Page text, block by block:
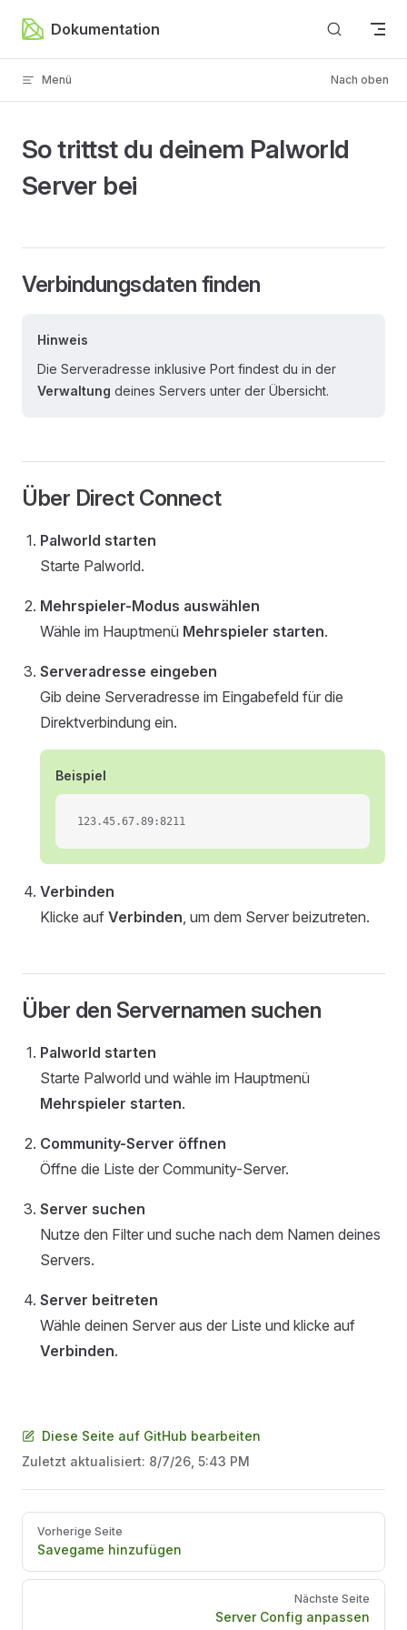
Zum Inhalt springen
Dokumentation
Menü Nach oben
So trittst du deinem Palworld
Server bei
Verbindungsdaten finden
Hinweis
Die Serveradresse inklusive Port findest du in der
Verwaltung deines Servers unter der Übersicht.
Über Direct Connect
Palworld starten
Starte Palworld.
Mehrspieler-Modus auswählen
Wähle im Hauptmenü Mehrspieler starten.
Serveradresse eingeben
Gib deine Serveradresse im Eingabefeld für die
Direktverbindung ein.
Beispiel
123.45.67.89:8211
Verbinden
Klicke auf Verbinden, um dem Server beizutreten.
Über den Servernamen suchen
Palworld starten
Starte Palworld und wähle im Hauptmenü
Mehrspieler starten.
Community-Server öffnen
Öffne die Liste der Community-Server.
Server suchen
Nutze den Filter und suche nach dem Namen deines
Servers.
Server beitreten
Wähle deinen Server aus der Liste und klicke auf
Verbinden.
Diese Seite auf GitHub bearbeiten
Zuletzt aktualisiert: 8/7/26, 5:43 PM
Pager
Vorherige Seite
Savegame hinzufügen
Nächste Seite
Server Config anpassen